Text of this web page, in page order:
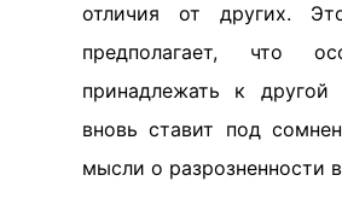
отличия от других.
предполагает, что
принадлежать к другой
вновь ставит под
мысли о разрозненности